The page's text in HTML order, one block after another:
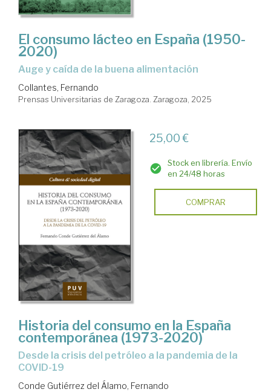
El consumo lácteo en España (1950-
2020)
Auge y caída de la buena alimentación
Collantes, Fernando
Prensas Universitarias de Zaragoza. Zaragoza, 2025
25,00 €
Stock en librería. Envío
en 24/48 horas
COMPRAR
Historia del consumo en la España
contemporánea (1973-2020)
Desde la crisis del petróleo a la pandemia de la
COVID-19
Conde Gutiérrez del Álamo, Fernando